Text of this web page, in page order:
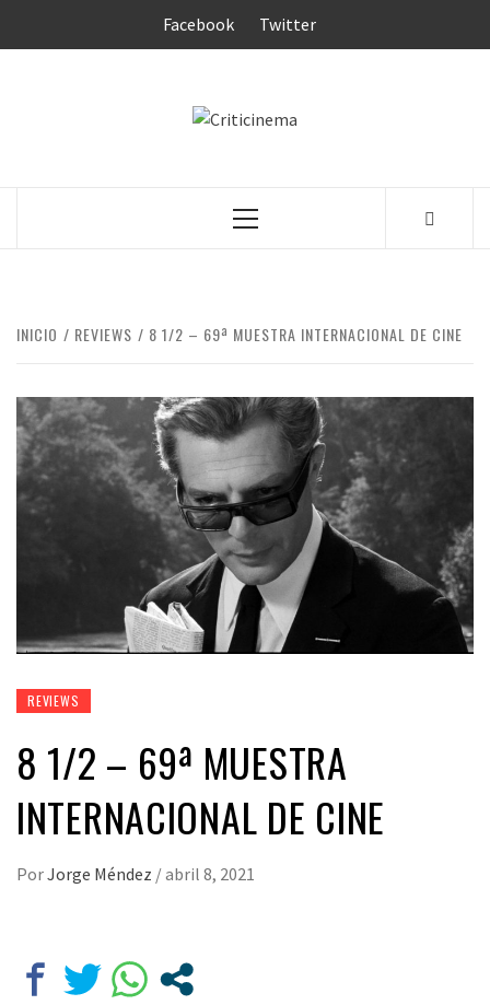
Facebook Twitter
Menú
INICIO REVIEWS 8 1/2 – 69ª MUESTRA INTERNACIONAL DE CINE
REVIEWS
8 1/2 – 69ª MUESTRA
INTERNACIONAL DE CINE
PorJorge Méndez /abril 8, 2021